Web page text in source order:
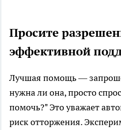
Просите
эффективной
Лучшая помощь —
нужна ли она, просто
помочь?" Это уважает
риск отторжения.